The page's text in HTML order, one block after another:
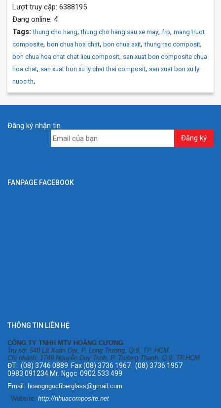
Lượt truy cập: 6388195
Đang online: 4
Tags: thung cho hang,thung cho hang sau xe may, frp, mang truot
composite, bon chua hoa chat, bon chua axit,thung rac composit,
bon chua hoa chat chat lieu composit, san xuat bon composite chua
hoa chat, san xuat bon xu ly chat thai composit, san xuat bon xu ly
nuoc th,
Đăng ký nhận tin
FANPAGE FACEBOOK
THÔNG TIN LIÊN HỆ
CÔNG TY TNHH MTV HOÀNG CƯƠNG
Trụ sở: 548 Lã Xuân Oai, P. Long Trường, Q.9, TP. HCM
Chi nhánh: 1749 Nguyễn Duy Trinh, P. Trường Thạnh, Q.9, TP.HCM
ĐT: (08) 3746 0889 Fax (08) 3736 1967. (08) 3736 1957
0983 091234 Mr: Ngọc 0902 533 499
Email: hoangngocfiberglass@gmail.com
Website: http://nhuacomposite.net